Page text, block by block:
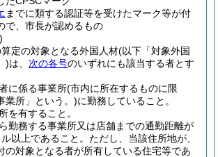
までに類する認証等を受けたマーク等が付
で、市長が認めるもの
定の対象となる外国人材(以下「対象外国
)は、 次の各号のいずれにも該当する者とす
に係る事業所(市内に所在するものに限
業所」という。)に勤務していること。
を有すること。
勤務する事業所又は店舗までの通勤距離が
以上であること。 ただし、当該住所地が、
の対象となる者が所有している住宅等であ